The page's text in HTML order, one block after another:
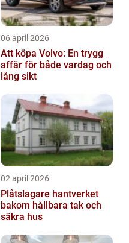
06 april 2026
Att köpa Volvo: En trygg
affär för både vardag och
lång sikt
02 april 2026
Plåtslagare hantverket
bakom hållbara tak och
säkra hus